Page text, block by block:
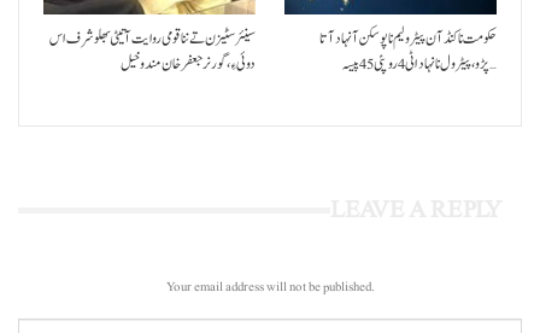
سینئر سٹیزن تے ننا قومی روایت آتیٹی بھلو شرف اس
دوئی ءِ،گورنر جعفرخان مندوخیل
حکومت نا کنڈ آن پیٹرولیم نا پوسکن آ نہاد آتا
پڑو،پیٹرول نا نہاد اٹی 4 روپئی 45 پیسہ…
Your email address will not be published.